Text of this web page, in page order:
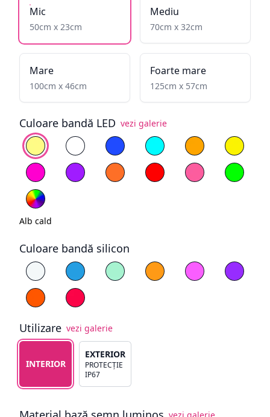
Mic
50cm x 23cm
Mediu
70cm x 32cm
Mare
100cm x 46cm
Foarte mare
125cm x 57cm
Culoare bandă LED vezi galerie
Alege culoare
Alb cald Alb rece Albastru Cyan Galben
Magenta
Mov PortocaliuRoșu Roz deschisVerde
RGB
Alb cald
Culoare bandă silicon
Alege culoare silicon
Alb Albastru Cyan Galben Magenta
Mov
PortocaliuRoșu
Utilizare vezi galerie
Alege tipul de utilizare
INTERIOR
EXTERIOR
PROTECȚIE
IP67